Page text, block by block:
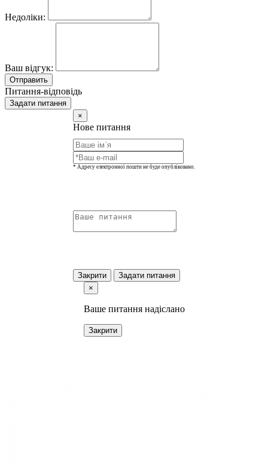
Недоліки:
Ваш відгук:
Отправить
Питання-відповідь
Задати питання
×
Нове питання
* Адресу електронної пошти не буде опубліковано.
Закрити
Задати питання
×
Ваше питання надіслано
Закрити